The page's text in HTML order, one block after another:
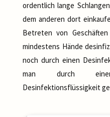
ordentlich lange
dem anderen dort
Betreten von
mindestens Hände
noch durch einen
man durch
Desinfektionsflüssigkeit